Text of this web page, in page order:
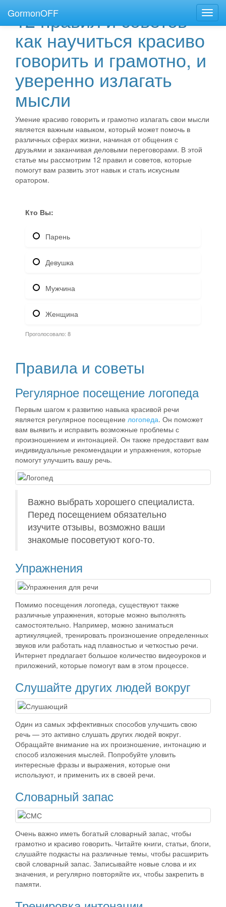
GormonOFF
12 правил и советов
как научиться красиво
говорить и грамотно, и
уверенно излагать
мысли
Умение красиво говорить и грамотно излагать свои мысли
является важным навыком, который может помочь в
различных сферах жизни, начиная от общения с
друзьями и заканчивая деловыми переговорами. В этой
статье мы рассмотрим 12 правил и советов, которые
помогут вам развить этот навык и стать искусным
оратором.
Кто Вы:
Парень
Девушка
Мужчина
Женщина
Проголосовало: 8
Правила и советы
Регулярное посещение логопеда
Первым шагом к развитию навыка красивой речи
является регулярное посещение логопеда. Он поможет
вам выявить и исправить возможные проблемы с
произношением и интонацией. Он также предоставит вам
индивидуальные рекомендации и упражнения, которые
помогут улучшить вашу речь.
Важно выбрать хорошего специалиста.
Перед посещением обязательно
изучите отзывы, возможно ваши
знакомые посоветуют кого-то.
Упражнения
Помимо посещения логопеда, существуют также
различные упражнения, которые можно выполнять
самостоятельно. Например, можно заниматься
артикуляцией, тренировать произношение определенных
звуков или работать над плавностью и четкостью речи.
Интернет предлагает большое количество видеоуроков и
приложений, которые помогут вам в этом процессе.
Слушайте других людей вокруг
Один из самых эффективных способов улучшить свою
речь — это активно слушать других людей вокруг.
Обращайте внимание на их произношение, интонацию и
способ изложения мыслей. Попробуйте уловить
интересные фразы и выражения, которые они
используют, и применить их в своей речи.
Словарный запас
Очень важно иметь богатый словарный запас, чтобы
грамотно и красиво говорить. Читайте книги, статьи, блоги,
слушайте подкасты на различные темы, чтобы расширить
свой словарный запас. Записывайте новые слова и их
значения, и регулярно повторяйте их, чтобы закрепить в
памяти.